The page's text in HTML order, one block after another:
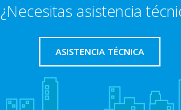
¿Necesitas asistencia
ASISTENCIA TÉCNICA